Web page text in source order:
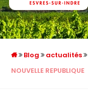
Blog actualités
NOUVELLE REPUBLIQUE